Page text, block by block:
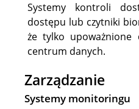
Systemy kontroli
dostępu lub czytniki
że tylko
centrum danych.
Zarządzanie
Systemy monitoringu